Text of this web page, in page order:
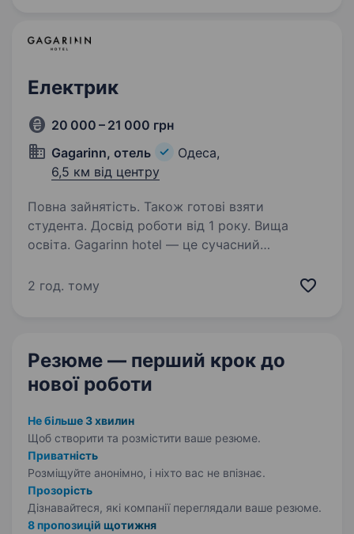
Електрик
20 000 – 21 000 грн
Gagarinn, отель
Одеса,
6,5 км від центру
Повна зайнятість. Також готові взяти
студента. Досвід роботи від 1 року. Вища
освіта. Gagarinn hotel — це сучасний
де поєднуються комфорт, сервіс і динаміка
2 год. тому
Резюме — перший крок до
нової роботи
Не більше 3 хвилин
Щоб створити та розмістити ваше резюме.
Приватність
Розміщуйте анонімно, і ніхто вас не впізнає.
Прозорість
Дізнавайтеся, які компанії переглядали ваше резюме.
8 пропозицій щотижня